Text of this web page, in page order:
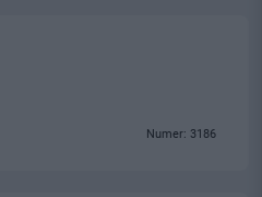
Numer: 3186